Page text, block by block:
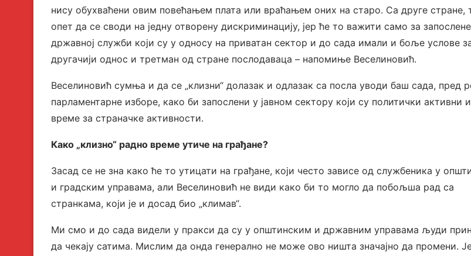
нису обухваћени овим повећањем плата или враћањем оних на старо. Са друге стране,
опет да се своди на једну отворену дискриминацију, јер ће то важити само за
државној служби који су у односу на приватан сектор и до сада имали и боље услове
другачији однос и третман од стране послодаваца – напомиње Веселиновић.
Веселиновић сумња и да се „клизни“ долазак и одлазак са посла уводи баш сада, пред
парламентарне изборе, како би запослени у јавном сектору који су политички активни
време за страначке активности.
Како „клизно“ радно време утиче на грађане?
Засад се не зна како ће то утицати на грађане, који често зависе од службеника у
и градским управама, али Веселиновић не види како би то могло да побољша рад са
странкама, који је и досад био „климав“.
Ми смо и до сада видели у пракси да су у општинским и државним управама људи
да чекају сатима. Мислим да онда генерално не може ово ништа значајно да промени.